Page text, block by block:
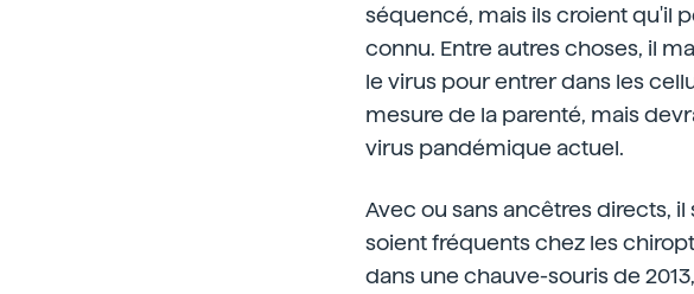
séquencé, mais ils croient qu'il
connu. Entre autres choses, il
le virus pour entrer dans les
mesure de la parenté, mais
virus pandémique actuel.
Avec ou sans ancêtres directs,
soient fréquents chez les
dans une chauve-souris de